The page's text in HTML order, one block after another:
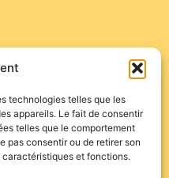
technologies telles que les
appareils. Le fait de consentir
telles que le comportement
pas consentir ou de retirer son
et fonctions.